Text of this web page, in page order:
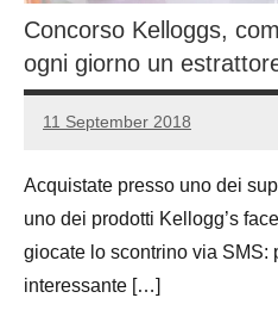
Concorso Kelloggs,
ogni giorno un
11 September 2018
Luca
No
Acquistate presso uno dei
uno dei prodotti Kellogg’s
giocate lo scontrino via SMS:
interessante […]